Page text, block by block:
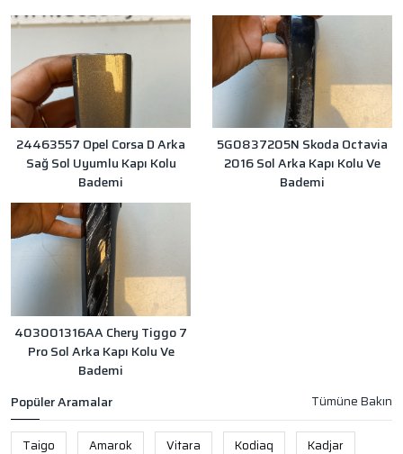
24463557 Opel Corsa D Arka
Sağ Sol Uyumlu Kapı Kolu
Bademi
5G0837205N Skoda Octavia
2016 Sol Arka Kapı Kolu Ve
Bademi
403001316AA Chery Tiggo 7
Pro Sol Arka Kapı Kolu Ve
Bademi
Popüler Aramalar
Taigo Amarok Vitara Kodiaq
Kadjar